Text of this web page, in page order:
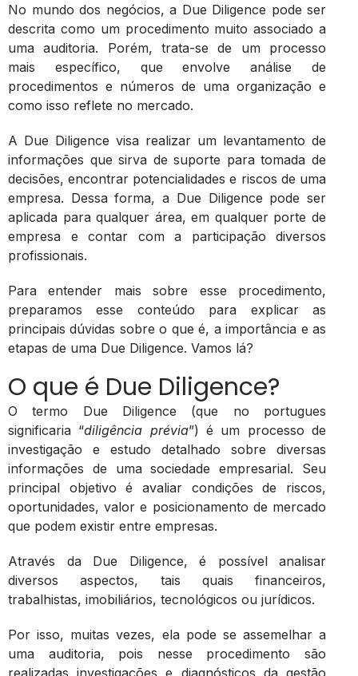
No mundo dos negócios, a Due Diligence pode ser
descrita como um procedimento muito associado a
uma auditoria. Porém, trata-se de um processo
mais específico, que envolve análise de
procedimentos e números de uma organização e
como isso reflete no mercado.
A Due Diligence visa realizar um levantamento de
informações que sirva de suporte para tomada de
decisões, encontrar potencialidades e riscos de uma
empresa. Dessa forma, a Due Diligence pode ser
aplicada para qualquer área, em qualquer porte de
empresa e contar com a participação diversos
profissionais.
Para entender mais sobre esse procedimento,
preparamos esse conteúdo para explicar as
principais dúvidas sobre o que é, a importância e as
etapas de uma Due Diligence. Vamos lá?
O que é Due Diligence?
O termo Due Diligence (que no portugues
significaria “diligência prévia”) é um processo de
investigação e estudo detalhado sobre diversas
informações de uma sociedade empresarial. Seu
principal objetivo é avaliar condições de riscos,
oportunidades, valor e posicionamento de mercado
que podem existir entre empresas.
Através da Due Diligence, é possível analisar
diversos aspectos, tais quais financeiros,
trabalhistas, imobiliários, tecnológicos ou jurídicos.
Por isso, muitas vezes, ela pode se assemelhar a
uma auditoria, pois nesse procedimento são
realizadas investigações e diagnósticos da gestão